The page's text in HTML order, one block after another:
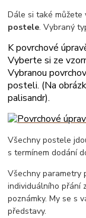
Dále si také můžete
postele. Vybraný
K povrchové
Vyberte si ze
Vybranou
posteli. (Na
palisandr).
Všechny postele
s termínem dodání
Všechny parametry
individuálního přání
poznámky. My se s
představy.